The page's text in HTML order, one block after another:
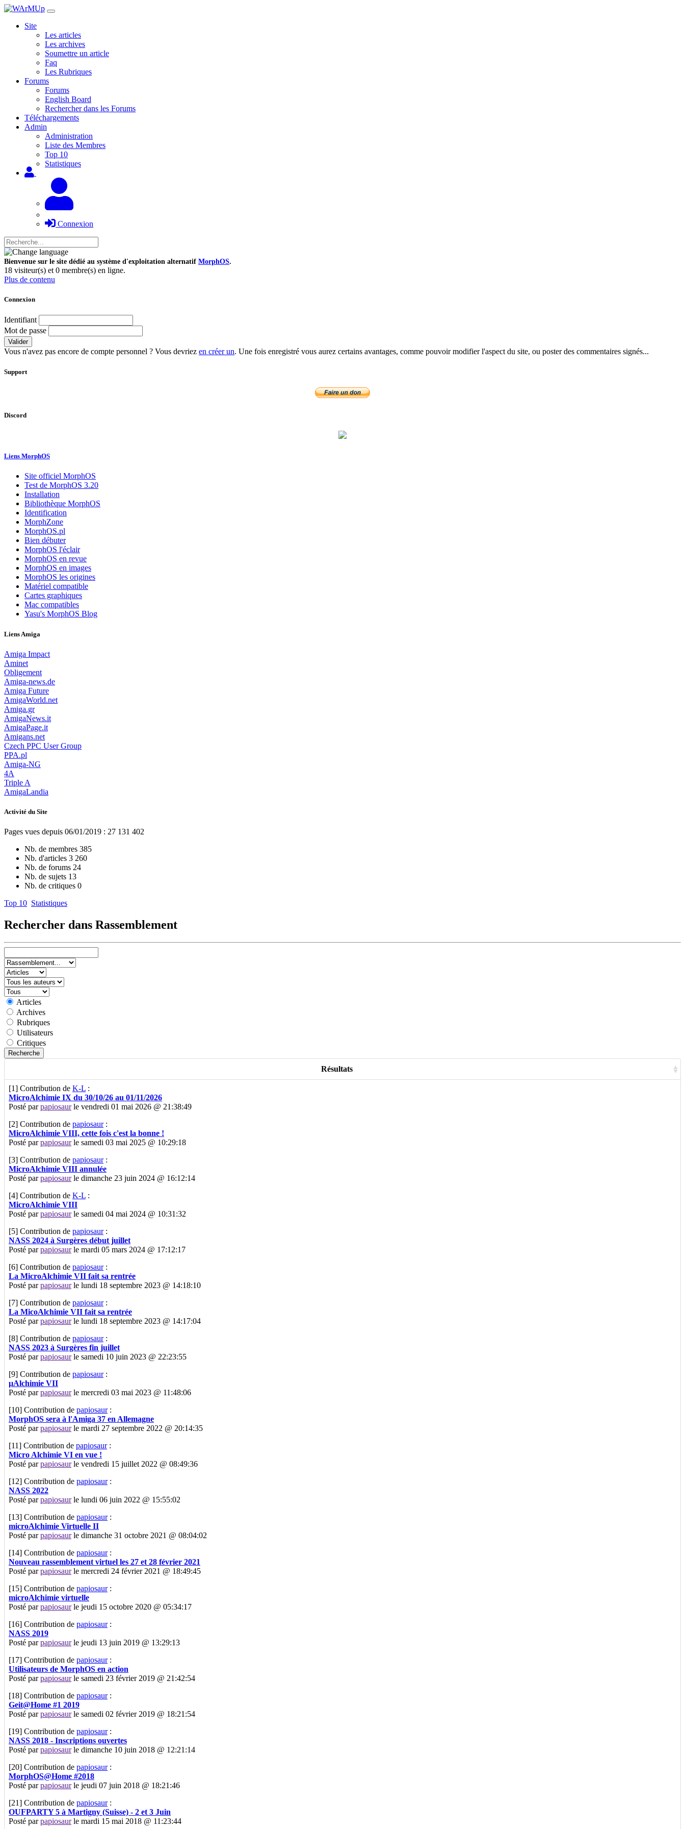
Site
Les articles
Les archives
Soumettre un article
Faq
Les Rubriques
Forums
Forums
English Board
Rechercher dans les Forums
Téléchargements
Admin
Administration
Liste des Membres
Top 10
Statistiques
Connexion
Bienvenue sur le site dédié au système d'exploitation alternatif MorphOS.
18 visiteur(s) et 0 membre(s) en ligne.
Plus de contenu
Connexion
Identifiant
Mot de passe
Valider
Vous n'avez pas encore de compte personnel ? Vous devriez en créer un. Une fois enregistré vous aurez certains avantages, comme pouvoir modifier l'aspect du site, ou poster des commentaires signés...
Support
Discord
Liens MorphOS
Site officiel MorphOS
Test de MorphOS 3.20
Installation
Bibliothèque MorphOS
Identification
MorphZone
MorphOS.pl
Bien débuter
MorphOS l'éclair
MorphOS en revue
MorphOS en images
MorphOS les origines
Matériel compatible
Cartes graphiques
Mac compatibles
Yasu's MorphOS Blog
Liens Amiga
Amiga Impact
Aminet
Obligement
Amiga-news.de
Amiga Future
AmigaWorld.net
Amiga.gr
AmigaNews.it
AmigaPage.it
Amigans.net
Czech PPC User Group
PPA.pl
Amiga-NG
4A
Triple A
AmigaLandia
Activité du Site
Pages vues depuis 06/01/2019 : 27 131 402
Nb. de membres 385
Nb. d'articles 3 260
Nb. de forums 24
Nb. de sujets 13
Nb. de critiques 0
Top 10 Statistiques
Rechercher dans Rassemblement
Articles
Archives
Rubriques
Utilisateurs
Critiques
Résultats
[1] Contribution de K-L :
MicroAlchimie IX du 30/10/26 au 01/11/2026
Posté parpapiosaurle vendredi 01 mai 2026 @ 21:38:49
[2] Contribution de papiosaur:
MicroAlchimie VIII, cette fois c'est la bonne !
Posté parpapiosaurle samedi 03 mai 2025 @ 10:29:18
[3] Contribution de papiosaur:
MicroAlchimie VIII annulée
Posté parpapiosaurle dimanche 23 juin 2024 @ 16:12:14
[4] Contribution de K-L :
MicroAlchimie VIII
Posté parpapiosaurle samedi 04 mai 2024 @ 10:31:32
[5] Contribution de papiosaur:
NASS 2024 à Surgères début juillet
Posté parpapiosaurle mardi 05 mars 2024 @ 17:12:17
[6] Contribution de papiosaur:
La MicroAlchimie VII fait sa rentrée
Posté parpapiosaurle lundi 18 septembre 2023 @ 14:18:10
[7] Contribution de papiosaur:
La MicoAlchimie VII fait sa rentrée
Posté parpapiosaurle lundi 18 septembre 2023 @ 14:17:04
[8] Contribution de papiosaur:
NASS 2023 à Surgères fin juillet
Posté parpapiosaurle samedi 10 juin 2023 @ 22:23:55
[9] Contribution de papiosaur:
µAlchimie VII
Posté parpapiosaurle mercredi 03 mai 2023 @ 11:48:06
[10] Contribution de papiosaur:
MorphOS sera à l'Amiga 37 en Allemagne
Posté parpapiosaurle mardi 27 septembre 2022 @ 20:14:35
[11] Contribution de papiosaur:
Micro Alchimie VI en vue !
Posté parpapiosaurle vendredi 15 juillet 2022 @ 08:49:36
[12] Contribution de papiosaur:
NASS 2022
Posté parpapiosaurle lundi 06 juin 2022 @ 15:55:02
[13] Contribution de papiosaur:
microAlchimie Virtuelle II
Posté parpapiosaurle dimanche 31 octobre 2021 @ 08:04:02
[14] Contribution de papiosaur:
Nouveau rassemblement virtuel les 27 et 28 février 2021
Posté parpapiosaurle mercredi 24 février 2021 @ 18:49:45
[15] Contribution de papiosaur:
microAlchimie virtuelle
Posté parpapiosaurle jeudi 15 octobre 2020 @ 05:34:17
[16] Contribution de papiosaur:
NASS 2019
Posté parpapiosaurle jeudi 13 juin 2019 @ 13:29:13
[17] Contribution de papiosaur:
Utilisateurs de MorphOS en action
Posté parpapiosaurle samedi 23 février 2019 @ 21:42:54
[18] Contribution de papiosaur:
Geit@Home #1 2019
Posté parpapiosaurle samedi 02 février 2019 @ 18:21:54
[19] Contribution de papiosaur:
NASS 2018 - Inscriptions ouvertes
Posté parpapiosaurle dimanche 10 juin 2018 @ 12:21:14
[20] Contribution de papiosaur:
MorphOS@Home #2018
Posté parpapiosaurle jeudi 07 juin 2018 @ 18:21:46
[21] Contribution de papiosaur:
OUFPARTY 5 à Martigny (Suisse) - 2 et 3 Juin
Posté parpapiosaurle mardi 15 mai 2018 @ 11:23:44